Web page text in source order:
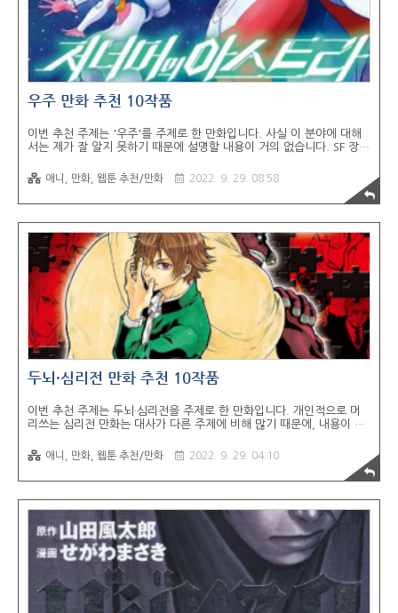
우주 만화 추천 10작품
이번 추천 주제는 '우주'를 주제로 한 만화입니다. 사실 이 분야에 대해
서는 제가 잘 알지 못하기 때문에 설명할 내용이 거의 없습니다. SF 장르
제 취향과는 거리가 상당히 멀었습니다... 솔직하게 이야기하면 어릴때
봤던 우주 과학 어린이 책이 더 재밌... 크흠.. 하지만, 어떤 장르나 주제
든 수요가 있으니 공급이 있겠죠? 분명히 우주를 주제로 한 만화를 좋아
더 있었지만, 최대한 난해하고 과학만화 같은 건 거르고 우주가 배경이
거나 우주와 연관된 그나마 재밌고 만화스러운 작품들로만 선정했습니
다. 1. 우주 형제 장르: 드라마 작가: 코야마 츄야 애니화: o 2006년 7..
애니, 만화, 웹툰 추천/만화 2022. 9. 29. 08:58
두뇌·심리전 만화 추천 10작품
이번 추천 주제는 두뇌·심리전을 주제로 한 만화입니다. 개인적으로 머
리쓰는 심리전 만화는 대사가 다른 주제에 비해 많기 때문에, 내용이 진
액션계 만화에 비해 수요가 없는 편이지만, 한번 재미들리면 한동안 두
뇌계 만화만 찾아보게 될 겁니다. 특징은 등장 인물들은 천재 거나 높은
지능을 가지고 있고, 게임이나 도박에 경이적인 재능을 가진 인물들이
끔 "작가가 천재인가?"라는 생각이 들 정도로 일반인의 평균적인 지능으
로는 도저히 생각해 낼 수 없는 두뇌싸움을 보여줍니다. 두뇌·심리전이
라고 해서 정적이거나..
애니, 만화, 웹툰 추천/만화 2022. 9. 29. 04:10